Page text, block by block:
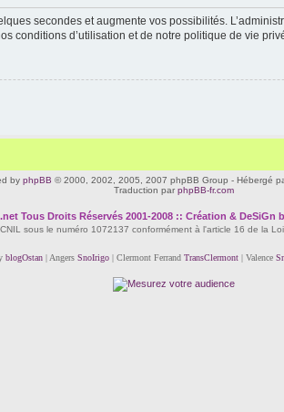
secondes et augmente vos possibilités.
conditions d’utilisation et de notre politique de vie
by phpBB © 2000, 2002, 2005, 2007 phpBB Group - Hébergé
Traduction par phpBB-fr.com
.netTous Droits Réservés 2001-2008 :: Création & DeSiGn
sous le numéro 1072137 conformément à l'article 16 de la
blogOstan| Angers SnoIrigo| Clermont Ferrand TransClermont| Valence